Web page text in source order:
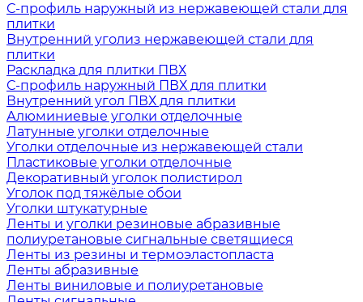
С-профиль наружный из нержавеющей стали для
плитки
Внутренний уголиз нержавеющей стали для
плитки
Раскладка для плитки ПВХ
С-профиль наружный ПВХ для плитки
Внутренний угол ПВХ для плитки
Алюминиевые уголки отделочные
Латунные уголки отделочные
Уголки отделочные из нержавеющей стали
Пластиковые уголки отделочные
Декоративный уголок полистирол
Уголок под тяжёлые обои
Уголки штукатурные
Ленты и уголки резиновые абразивные
полиуретановые сигнальные светящиеся
Ленты из резины и термоэластопласта
Ленты абразивные
Ленты виниловые и полиуретановые